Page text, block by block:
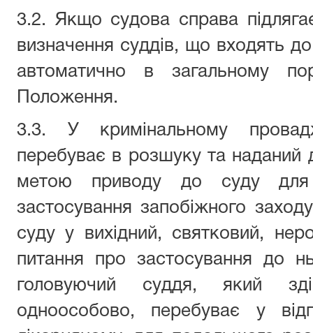
3.2. Якщо судова справа
визначення суддів, що входять
автоматично в загальному
Положення.
3.3. У кримінальному
перебуває в розшуку та наданий
метою приводу до суду для
застосування запобіжного
суду у вихідний, святковий,
питання про застосування до
головуючий суддя, який
одноособово, перебуває у